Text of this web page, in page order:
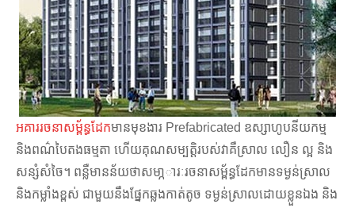
អគាររចនាសម្ព័ន្ធដែកមានមុខងារ Prefabricated ឧស្សាហូបនីយកម្ម
និងពណ៌បៃតងធម្មតា ហើយគុណសម្បត្តិរបស់វាគឺស្រាល លឿន ល្អ និង
សន្សំសំចៃ។ ពន្លឺមានន័យថាសមា្ភារៈរចនាសម្ព័ន្ធដែកមានទម្ងន់ស្រាល
និងកម្លាំងខ្ពស់ ជាមួយនឹងផ្នែកឆ្លងកាត់តូច ទម្ងន់ស្រាលដោយខ្លួនឯង និង